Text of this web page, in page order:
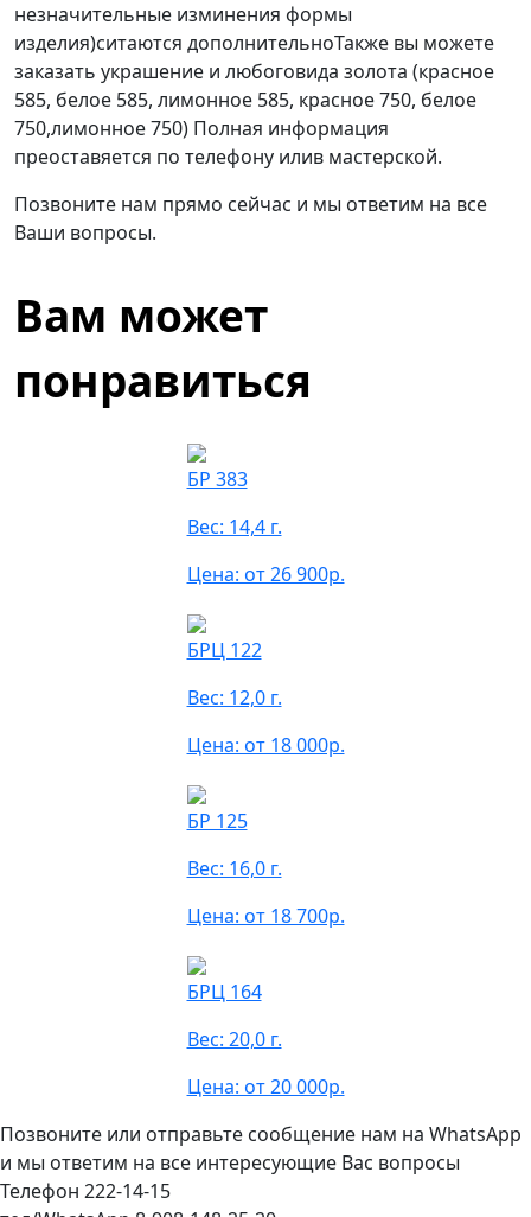
незначительные изминения формы
изделия)ситаются дополнительноТакже вы можете
заказать украшение и любоговида золота (красное
585, белое 585, лимонное 585, красное 750, белое
750,лимонное 750) Полная информация
преоставяется по телефону илив мастерской.
Позвоните нам прямо сейчас и мы ответим на все
Ваши вопросы.
Вам может
понравиться
БР 383
Вес: 14,4 г.
Цена: от 26 900р.
БРЦ 122
Вес: 12,0 г.
Цена: от 18 000р.
БР 125
Вес: 16,0 г.
Цена: от 18 700р.
БРЦ 164
Вес: 20,0 г.
Цена: от 20 000р.
Позвоните или отправьте сообщение нам на WhatsApp
и мы ответим на все интересующие Вас вопросы
Телефон 222-14-15